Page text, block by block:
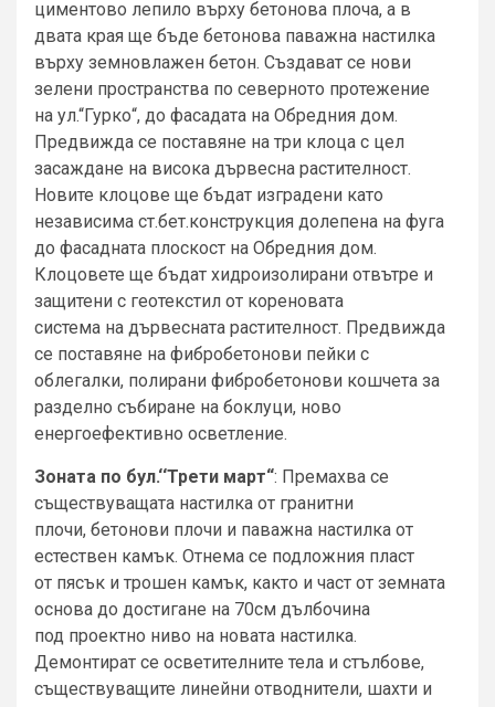
циментово лепило върху бетонова плоча, а в
двата края ще бъде бетонова паважна настилка
върху земновлажен бетон. Създават се нови
зелени пространства по северното протежение
на ул.“Гурко“, до фасадата на Обредния дом.
Предвижда се поставяне на три клоца с цел
засаждане на висока дървесна растителност.
Новите клоцове ще бъдат изградени като
независима ст.бет.конструкция долепена на фуга
до фасадната плоскост на Обредния дом.
Клоцовете ще бъдат хидроизолирани отвътре и
защитени с геотекстил от кореновата
система на дървесната растителност. Предвижда
се поставяне на фибробетонови пейки с
облегалки, полирани фибробетонови кошчета за
разделно събиране на боклуци, ново
енергоефективно осветление.
Зоната по бул.‘‘Трети март“: Премахва се
съществуващата настилка от гранитни
плочи, бетонови плочи и паважна настилка от
естествен камък. Отнема се подложния пласт
от пясък и трошен камък, както и част от земната
основа до достигане на 70см дълбочина
под проектно ниво на новата настилка.
Демонтират се осветителните тела и стълбове,
съществуващите линейни отводнители, шахти и